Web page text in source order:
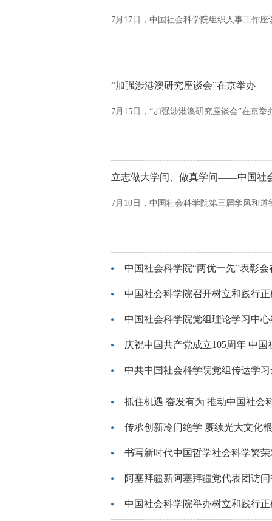
7月17日，中国社会科学院组织人事工作
“加强涉港澳研究座谈会”在京举办
7月15日，“加强涉港澳研究座谈会”在京举
立志做大学问、做真学问——中国社
7月10日，中国社会科学院第三届学风和
中国社会科学院“两优一先”表彰会
中国社会科学院召开树立和践行
中国社会科学院党组理论学习中
庆祝中国共产党成立105周年 中
中共中国社会科学院党组传达学
抓住机遇 奋发有为 推动中国社会
传承创新冷门绝学 赓续光大文化
书写新时代中国哲学社会科学繁
阿塞拜疆新阿塞拜疆党代表团访
中国社会科学院举办树立和践行